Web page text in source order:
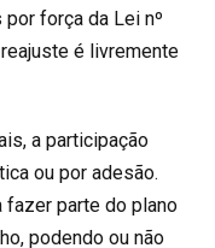
força da Lei nº
é livremente
a participação
ou por adesão.
fazer parte do plano
podendo ou não